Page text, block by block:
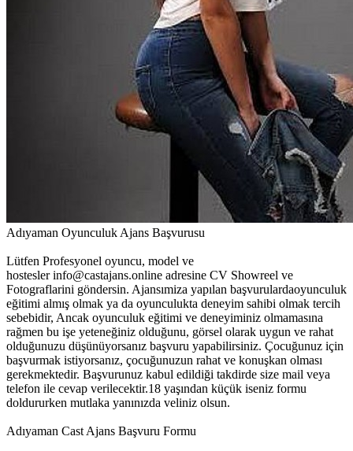
Adıyaman Oyunculuk Ajans Başvurusu
Lütfen Profesyonel oyuncu, model ve
hostesler info@castajans.online adresine CV Showreel ve
Fotograflarini göndersin. Ajansımiza yapılan başvurulardaoyunculuk
eğitimi almış olmak ya da oyunculukta deneyim sahibi olmak tercih
sebebidir, Ancak oyunculuk eğitimi ve deneyiminiz olmamasına
rağmen bu işe yeteneğiniz olduğunu, görsel olarak uygun ve rahat
olduğunuzu düşünüyorsanız başvuru yapabilirsiniz. Çocuğunuz için
başvurmak istiyorsanız, çocuğunuzun rahat ve konuşkan olması
gerekmektedir. Başvurunuz kabul edildiği takdirde size mail veya
telefon ile cevap verilecektir.18 yaşından küçük iseniz formu
doldururken mutlaka yanınızda veliniz olsun.
Adıyaman Cast Ajans Başvuru Formu